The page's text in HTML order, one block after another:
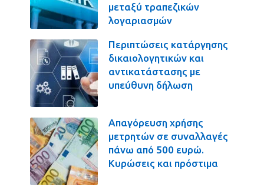
μεταξύ τραπεζικών
λογαριασμών
Περιπτώσεις κατάργησης
δικαιολογητικών και
αντικατάστασης με
υπεύθυνη δήλωση
Απαγόρευση χρήσης
μετρητών σε συναλλαγές
πάνω από 500 ευρώ.
Κυρώσεις και πρόστιμα